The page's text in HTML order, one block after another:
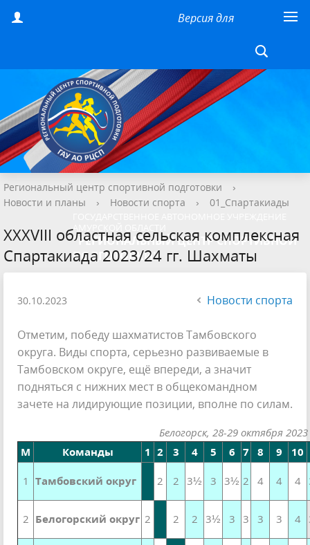
Версия для
АМУРСКОЙ ОБЛАСТИ
"РЕГИОНАЛЬНЫЙ ЦЕНТР СПОРТИВНОЙ
ПОДГОТОВКИ"
Региональный центр спортивной подготовки
›
Новости и планы
› Новости спорта › 01_Спартакиады
XXXVIII областная сельская комплексная
Спартакиада 2023/24 гг. Шахматы
30.10.2023 Новости спорта
Отметим, победу шахматистов Тамбовского
округа. Виды спорта, серьезно развиваемые в
Тамбовском округе, ещё впереди, а значит
подняться с нижних мест в общекомандном
зачете на лидирующие позиции, вполне по силам.
Белогорск, 28-29 октября 2023
М
Команды 1 2 3 4 5 6 7 8 9 10
1 Тамбовский округ 2 2 3½ 3 3½ 2 4 4 4
2 Белогорский округ 2 2 2 3½ 3 3 3 3 4